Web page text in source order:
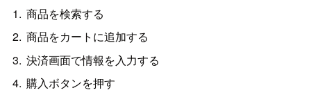
商品を検索する
商品をカートに追加する
決済画面で情報を入力する
購入ボタンを押す